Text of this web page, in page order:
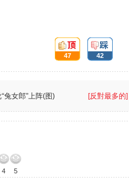
頂:
47
踩:
42
兔女郎”上阵(图) [反對最多的]
4 5